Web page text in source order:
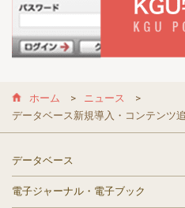
ホーム
ニュース
データベース新規導入・コンテンツ
データベース
電子ジャーナル・電子ブック